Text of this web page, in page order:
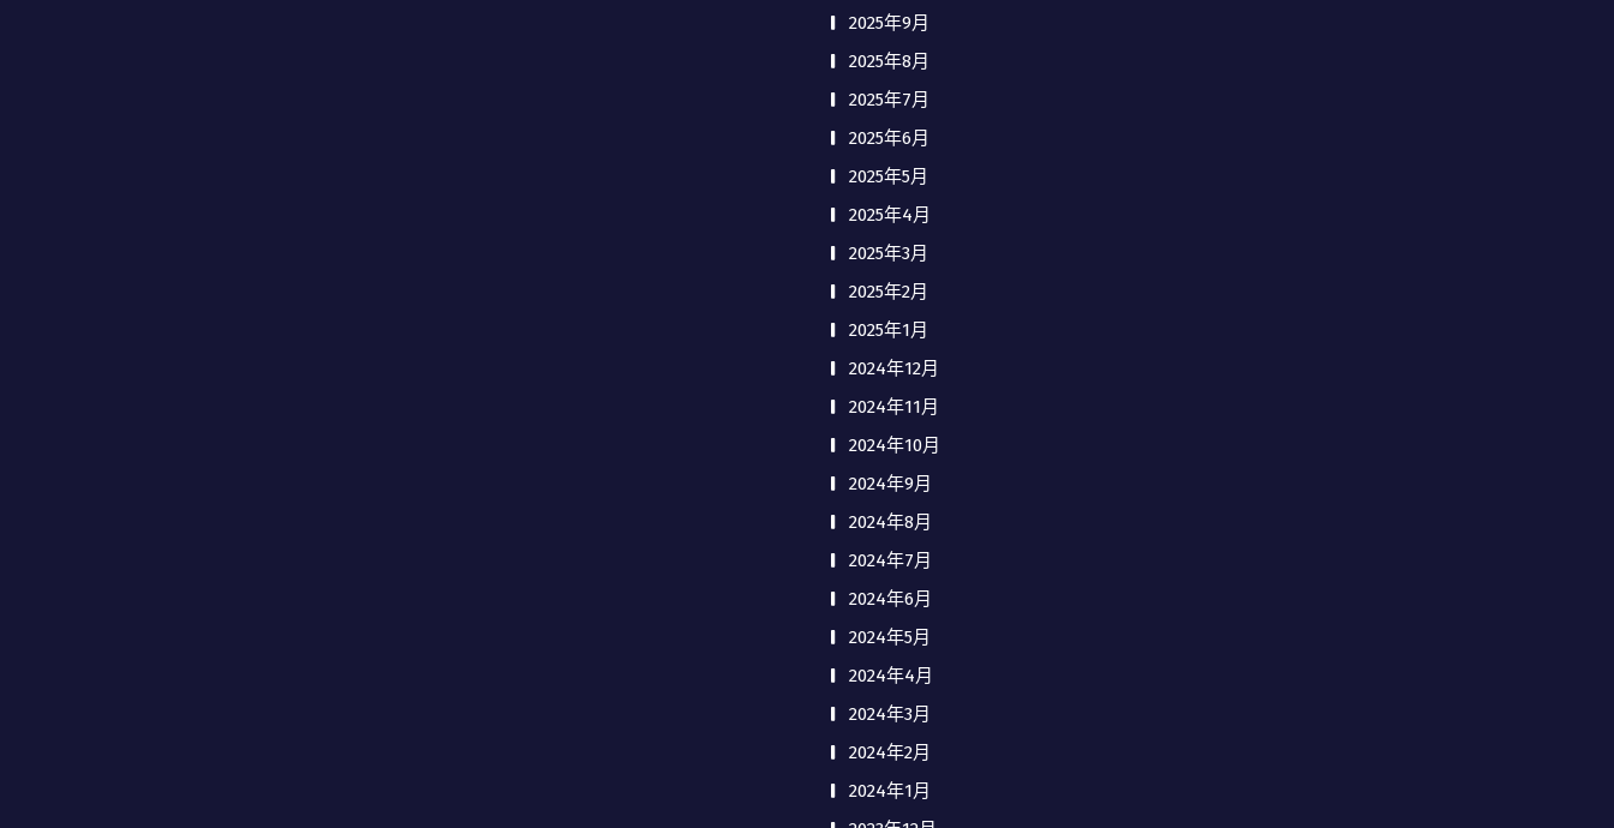
2025年9月
2025年8月
2025年7月
2025年6月
2025年5月
2025年4月
2025年3月
2025年2月
2025年1月
2024年12月
2024年11月
2024年10月
2024年9月
2024年8月
2024年7月
2024年6月
2024年5月
2024年4月
2024年3月
2024年2月
2024年1月